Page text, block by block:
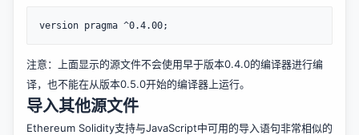
注意：上面显示的源文件不会使用早于版本0.4.0的编译器进行编
译，也不能在从版本0.5.0开始的编译器上运行。
导入其他源文件
Ethereum Solidity支持与JavaScript中可用的导入语句非常相似的